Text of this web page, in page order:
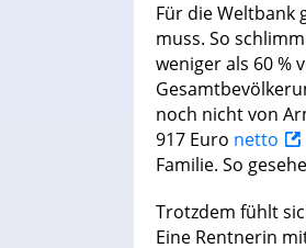
Für die Weltbank
muss. So
weniger als 60
noch nicht von
917 Euro netto
Familie. So
Trotzdem fühlt
Eine Rentnerin